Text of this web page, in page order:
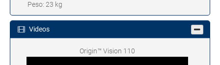
Peso: 23 kg
Videos
Origin™ Vision 110